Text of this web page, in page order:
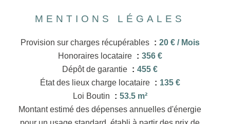
MENTIONS LÉGALES
Provision sur charges récupérables
20 € / Mois
Honoraires locataire
356 €
Dépôt de garantie
455 €
État des lieux charge locataire
135 €
Loi Boutin
53.5 m²
Montant estimé des dépenses annuelles d'énergie